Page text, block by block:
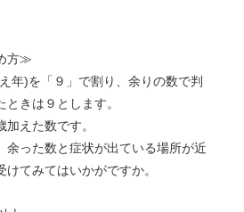
方≫
年)を「９」で割り、余りの数で判
きは９とします。
えた数です。
った数と症状が出ている場所が近
てみてはいかがですか。